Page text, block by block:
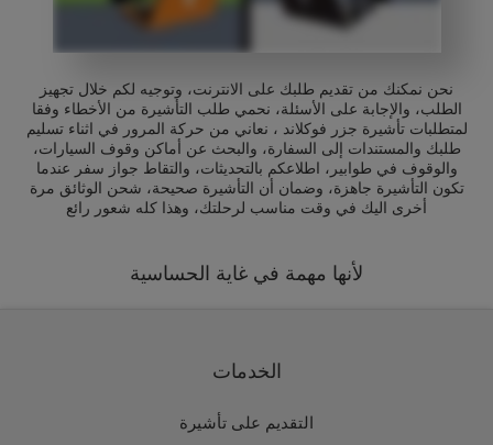
نحن نمكنك من تقديم طلبك على الانترنت، وتوجيه لكم خلال تجهيز
الطلب، والإجابة على الأسئلة، نحمي طلب التأشيرة من الأخطاء وفقا
لمتطلبات تأشيرة جزر فوكلاند ، نعاني من حركة المرور في اثناء تسليم
طلبك والمستندات إلى السفارة، والبحث عن أماكن وقوف السيارات،
والوقوف في طوابير، اطلاعكم بالتحديثات، والتقاط جواز سفر عندما
تكون التأشيرة جاهزة، وضمان أن التأشيرة صحيحة، شحن الوثائق مرة
أخرى اليك في وقت مناسب لرحلتك، وهذا كله شعور رائع
لأنها مهمة في غاية الحساسية
الخدمات
التقديم على تأشيرة